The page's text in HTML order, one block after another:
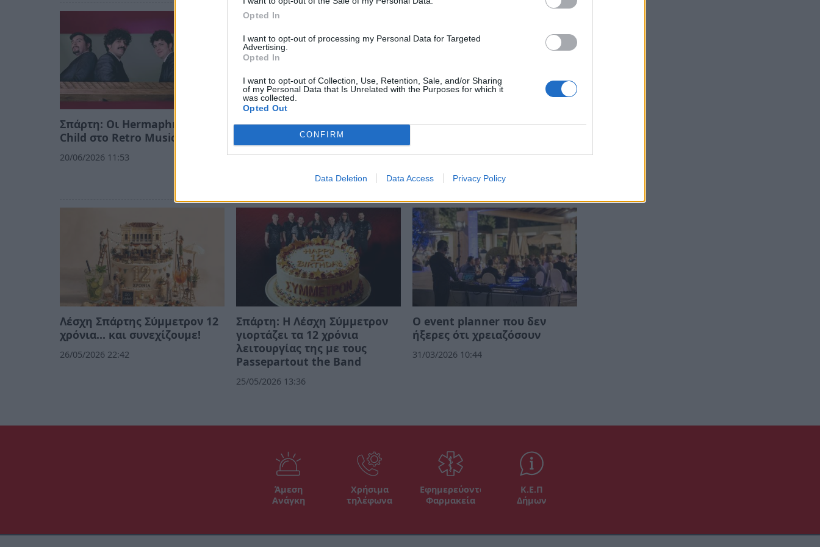
Opted In
I want to opt-out of processing my Personal Data for Targeted
Advertising.
Opted In
I want to opt-out of Collection, Use, Retention, Sale, and/or Sharing
of my Personal Data that Is Unrelated with the Purposes for which it
was collected.
Opted Out
CONFIRM
Data Deletion Data Access Privacy Policy
Σπάρτη: Οι Hermaphrodite's
Child στο Retro Music Bar
20/06/2026 11:53
Σπάρτη: Κυριακή βράδυ στο
Alter Ego Enoteca με
αφιέρωμα στις μελωδίες του
Σπάρτη: Η Νεφέλη Φασουλή
Bistro
17/06/2026 20:00
Λέσχη Σπάρτης Σύμμετρον 12
χρόνια... και συνεχίζουμε!
26/05/2026 22:42
Σπάρτη: Η Λέσχη Σύμμετρον
γιορτάζει τα 12 χρόνια
λειτουργίας της με τους
Passepartout the Band
25/05/2026 13:36
Ο event planner που δεν
ήξερες ότι χρειαζόσουν
31/03/2026 10:44
Άμεση
Ανάγκη
Χρήσιμα
τηλέφωνα
Εφημερεύοντα
Φαρμακεία
Κ.Ε.Π
Δήμων